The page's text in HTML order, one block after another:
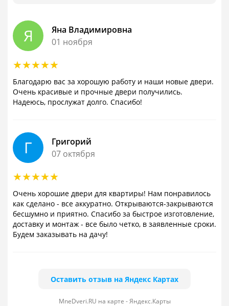
Я
Яна Владимировна
01 ноября
Благодарю вас за хорошую работу и наши новые двери.
Очень красивые и прочные двери получились.
Надеюсь, прослужат долго. Спасибо!
Г
Григорий
07 октября
Очень хорошие двери для квартиры! Нам понравилось
как сделано - все аккуратно. Открываются-закрываются
бесшумно и приятно. Спасибо за быстрое изготовление,
доставку и монтаж - все было четко, в заявленные сроки.
Будем заказывать на дачу!
Оставить отзыв на Яндекс Картах
MneDveri.RU на карте - Яндекс.Карты